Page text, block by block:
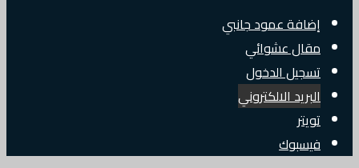
إضافة عمود جانبي
مقال عشوائي
تسجيل الدخول
البريد الالكتروني
تويتر
فيسبوك